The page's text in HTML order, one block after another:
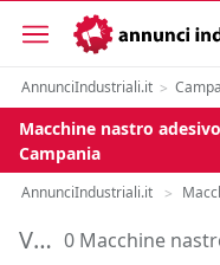
AnnunciIndustriali.it >
Macchine nastro adesivo
Campania
AnnunciIndustriali.it >
Vendita Macchine nastro adesivo in Campania 0 Macchine